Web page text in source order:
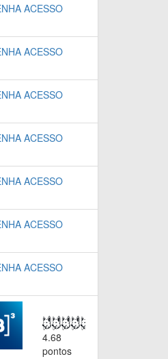
ACESSO
ACESSO
ACESSO
ACESSO
ACESSO
ACESSO
ACESSO
4.68
pontos